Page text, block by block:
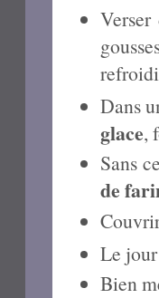
Dans
glace,
Sans
de
Le
Bien